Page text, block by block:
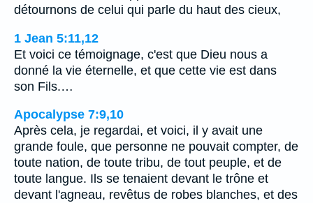
détournons de celui qui parle du haut des cieux,
1 Jean 5:11,12
Et voici ce témoignage, c'est que Dieu nous a
donné la vie éternelle, et que cette vie est dans
son Fils.…
Apocalypse 7:9,10
Après cela, je regardai, et voici, il y avait une
grande foule, que personne ne pouvait compter, de
toute nation, de toute tribu, de tout peuple, et de
toute langue. Ils se tenaient devant le trône et
devant l'agneau, revêtus de robes blanches, et des